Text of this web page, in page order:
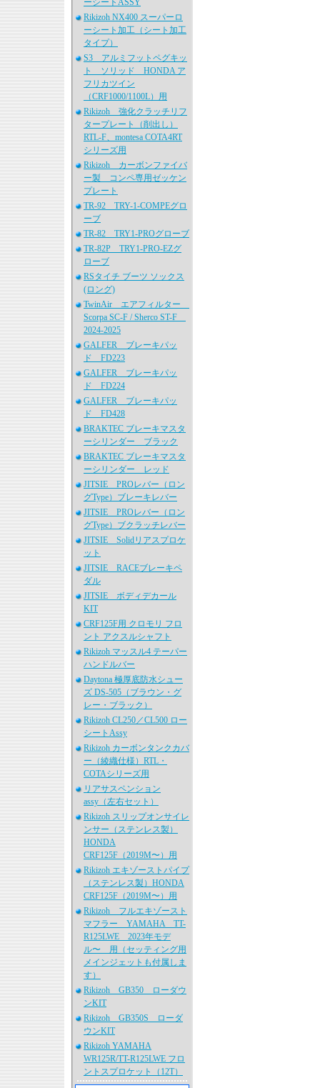
ーシートASSY
Rikizoh NX400 スーパーロ
ーシート加工（シート加工
タイプ）
S3 アルミフットペグキッ
ト ソリッド HONDA ア
フリカツイン
（CRF1000/1100L）用
Rikizoh 強化クラッチリフ
タープレート（削出し）
RTL-F、montesa COTA4RT
シリーズ用
Rikizoh カーボンファイバ
ー製 コンペ専用ゼッケン
プレート
TR-92 TRY-1-COMPEグロ
ーブ
TR-82 TRY1-PROグローブ
TR-82P TRY1-PRO-EZグ
ローブ
RSタイチ ブーツ ソックス
(ロング)
TwinAir エアフィルター
Scorpa SC-F / Sherco ST-F
2024-2025
GALFER ブレーキパッ
ド FD223
GALFER ブレーキパッ
ド FD224
GALFER ブレーキパッ
ド FD428
BRAKTEC ブレーキマスタ
ーシリンダー ブラック
BRAKTEC ブレーキマスタ
ーシリンダー レッド
JITSIE PROレバー（ロン
グType）ブレーキレバー
JITSIE PROレバー（ロン
グType）ブクラッチレバー
JITSIE Solidリアスプロケ
ット
JITSIE RACEブレーキペ
ダル
JITSIE ボディデカール
KIT
CRF125F用 クロモリ フロ
ント アクスルシャフト
Rikizoh マッスル4 テーパー
ハンドルバー
Daytona 極厚底防水シュー
ズ DS-505（ブラウン・グ
レー・ブラック）
Rikizoh CL250／CL500 ロー
シートAssy
Rikizoh カーボンタンクカバ
ー（綾織仕様）RTL・
COTAシリーズ用
リアサスペンション
assy（左右セット）
Rikizoh スリップオンサイレ
ンサー（ステンレス製）
HONDA
CRF125F（2019M〜）用
Rikizoh エキゾーストパイプ
（ステンレス製）HONDA
CRF125F（2019M〜）用
Rikizoh フルエキゾースト
マフラー YAMAHA TT-
R125LWE 2023年モデ
ル〜 用（セッティング用
メインジェットも付属しま
す）
Rikizoh GB350 ローダウ
ンKIT
Rikizoh GB350S ローダ
ウンKIT
Rikizoh YAMAHA
WR125R/TT-R125LWE フロ
ントスプロケット（12T）